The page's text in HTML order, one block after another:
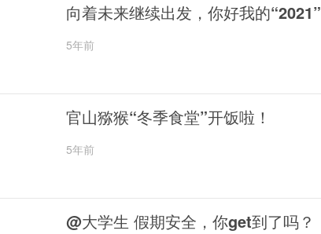
向着未来继续出发，你好我的“2021”
5年前
官山猕猴“冬季食堂”开饭啦！
5年前
@大学生 假期安全，你get到了吗？